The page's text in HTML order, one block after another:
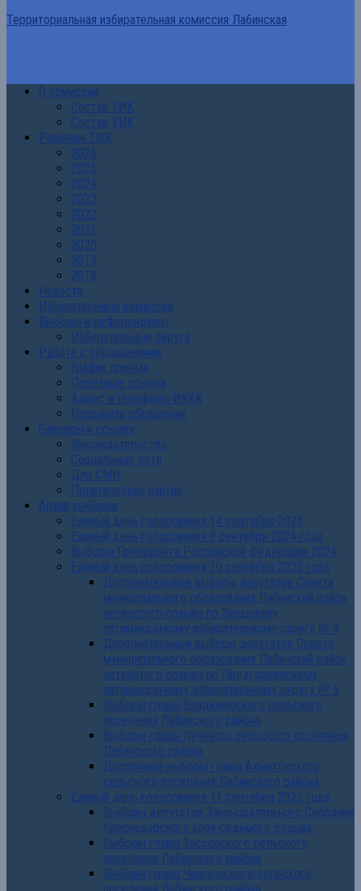
Территориальная избирательная комиссия Лабинская
О комиссии
Состав ТИК
Состав УИК
Решения ТИК
2026
2025
2024
2023
2022
2021
2020
2019
2018
Новости
Избирательные комиссии
Выборы и референдумы
Избирательные округа
Работа с обращениями
График приема
Полезные ссылки
Адрес и телефоны ИККК
Направить обращение
Баннеры и ссылки
Законодательство
Социальные сети
Для СМИ
Политические партии
Архив выборов
Единый день голосования 14 сентября 2025
Единый день голосования 8 сентября 2024 года
Выборы Президента Российской Федерации 2024
Единый день голосования 10 сентября 2023 года
Дополнительные выборы депутатов Совета
муниципального образования Лабинский район
четвертого созыва по Западному
пятимандатному избирательному округу № 4
Дополнительные выборы депутатов Совета
муниципального образования Лабинский район
четвертого созыва по Предгорненскому
пятимандатному избирательному округу № 5
Выборы главы Владимирского сельского
поселения Лабинского района
Выборы главы Лучевого сельского поселения
Лабинского района
Досрочные выборы главы Ахметовского
сельского поселения Лабинского района
Единый день голосования 11 сентября 2022 года
Выборы депутатов Законодательного Собрания
Краснодарского края седьмого созыва
Выборы главы Зассовского сельского
поселения Лабинского района
Выборы главы Чамлыкского сельского